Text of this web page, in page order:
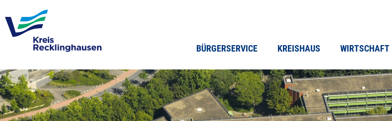
BÜRGERSERVICE KREISHAUS WIRTSCHAFT